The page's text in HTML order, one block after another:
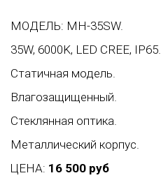
МОДЕЛЬ: MH-35SW.
35W, 6000K, LED CREE, IP65.
Статичная модель.
Влагозащищенный.
Стеклянная оптика.
Металлический корпус.
ЦЕНА: 16 500 руб